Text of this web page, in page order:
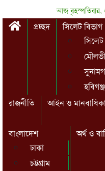
আজ বৃহস্পতিবার,
প্রচ্ছদ
সিলেট বিভাগ
সিলেট
হবিগঞ্জ
রাজনীতি আইন ও
বাংলাদেশ
ঢাকা
চট্টগ্রাম
অর্থ ও